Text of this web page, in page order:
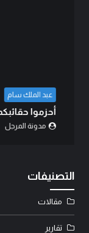
عبد الملك سام
أحزموا
مدونة المرجل
التصنيفات
مقالات
تقارير